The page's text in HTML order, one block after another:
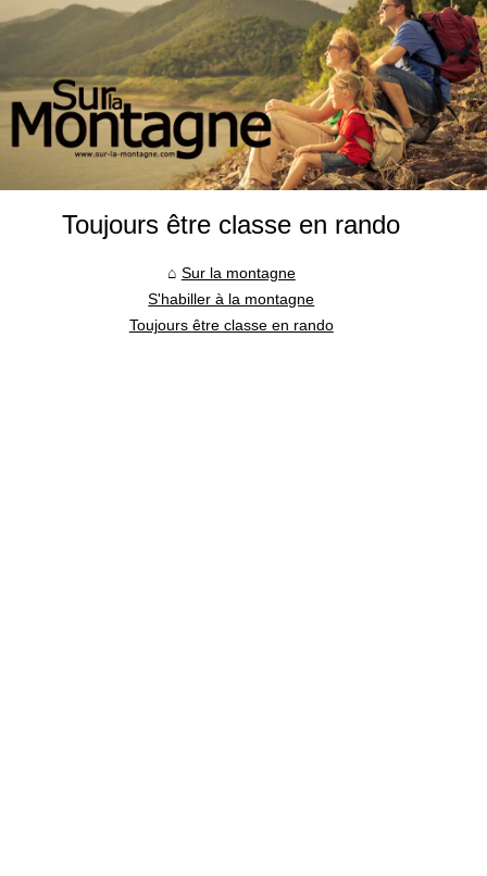
Toujours être classe en rando
Sur la montagne
S'habiller à la montagne
Toujours être classe en rando